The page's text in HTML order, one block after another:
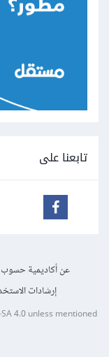
تابعنا على
عن أكاديمية حسوب
إرشادات
4.0unless mentioned